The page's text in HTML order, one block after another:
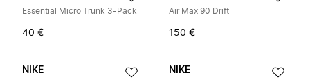
Essential Micro Trunk 3-Pack
40 €
Air Max 90 Drift
150 €
NIKE NIKE